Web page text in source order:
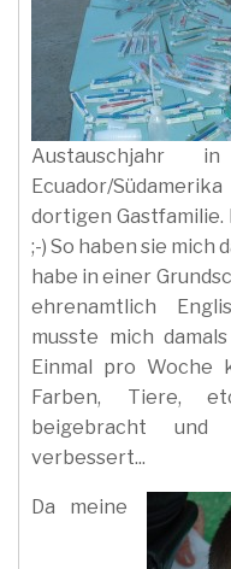
Ecuador/
dortigen Gastfamilie.
;-) So haben sie mich
habe in einer
ehrenamtlich
musste mich
Einmal pro Woche
Farben, Tiere,
beigebracht und
verbessert...
Da meine